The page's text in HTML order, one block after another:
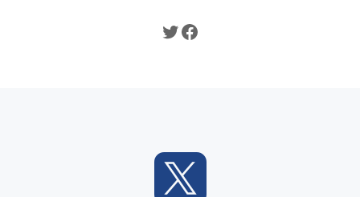
فيسبوك
تويتر
